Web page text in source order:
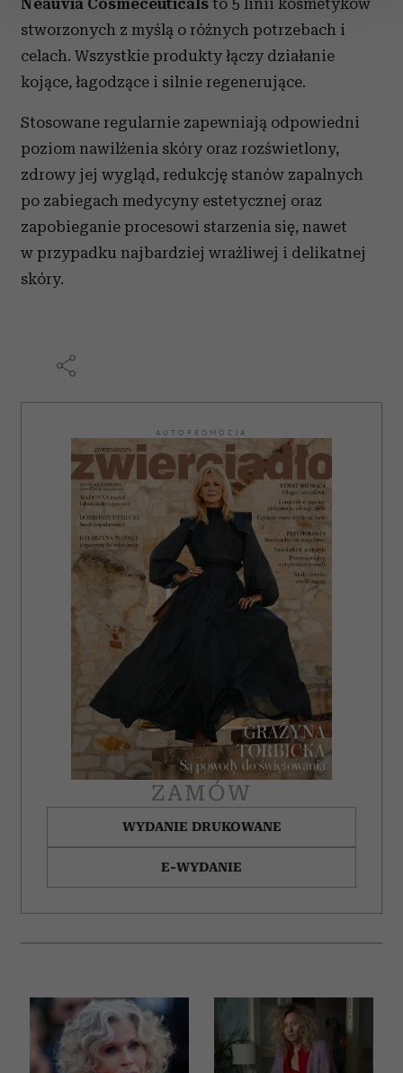
zmienić lub wycofać swoją zgodę w dowolnej chwili.
Wykorzystujemy pliki cookie do spersonalizowania treści
i reklam, aby oferować funkcje społecznościowe i
analizować ruch w naszej witrynie. Informacje o tym, jak
społecznościowym, reklamowym i analitycznym.
Partnerzy mogą połączyć te informacje z innymi danymi
otrzymanymi od Ciebie lub uzyskanymi podczas
korzystania z ich usług.
Neauvia Cosmeceuticals to 5 linii kosmetyków
stworzonych z myślą o różnych potrzebach i
celach. Wszystkie produkty łączy działanie
kojące, łagodzące i silnie regenerujące.
Stosowane regularnie zapewniają odpowiedni
poziom nawilżenia skóry oraz rozświetlony,
zdrowy jej wygląd, redukcję stanów zapalnych
po zabiegach medycyny estetycznej oraz
zapobieganie procesowi starzenia się, nawet
w przypadku najbardziej wrażliwej i delikatnej
skóry.
AUTOPROMOCJA
ZAMÓW
WYDANIE DRUKOWANE
E-WYDANIE